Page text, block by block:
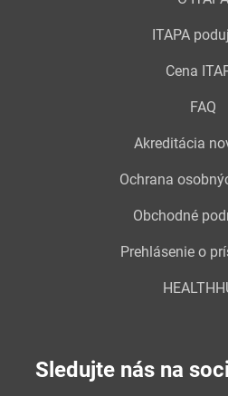
ITAPA
Cena
FAQ
Akreditácia
Ochrana
Obchodné
Prehlásenie o
Sledujte nás na